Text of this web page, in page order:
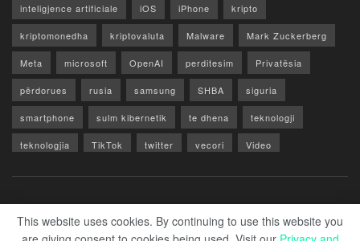
inteligjence artificiale iOS iPhone kripto
kriptomonedha kriptovaluta Malware Mark Zuckerberg
Meta microsoft OpenAI perditesim Privatësia
përdorues rusia samsung SHBA siguria
smartphone sulm kibernetik te dhena teknologji
teknologjia TikTok twitter vecori Video
This website uses cookies. By continuing to use this website you